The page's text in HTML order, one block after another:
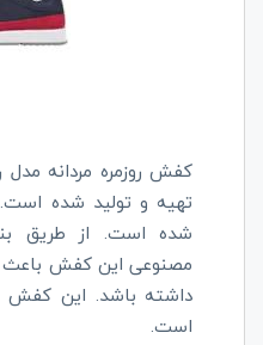
کفش روزمره مردانه
تهیه و تولید شده است.
شده است. از طریق
مصنوعی این کفش
داشته باشد. این کفش
است.